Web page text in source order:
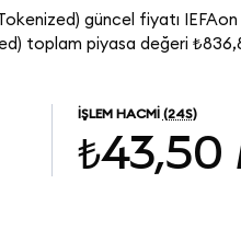
güncel fiyatı IEFAon
toplam piyasa değeri
İŞLEM HACMI (24S)
₺43,50